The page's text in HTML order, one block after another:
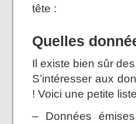
tête :
Quelles
Il existe bien sûr
S’intéresser aux
! Voici une petite
– Données